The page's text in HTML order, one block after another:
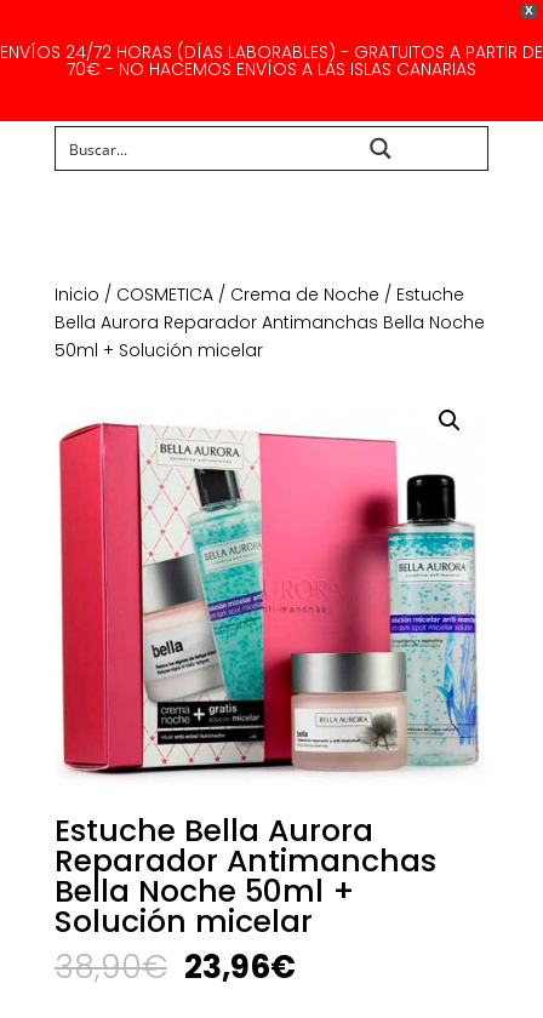
X
ENVÍOS 24/72 HORAS (DÍAS LABORABLES) - GRATUITOS A PARTIR DE
70€ - NO HACEMOS ENVÍOS A LAS ISLAS CANARIAS
Inicio / COSMETICA/ Crema de Noche / Estuche
Bella Aurora Reparador Antimanchas Bella Noche
50ml + Solución micelar
Estuche Bella Aurora
Reparador Antimanchas
Bella Noche 50ml +
Solución micelar
38,90€ El
precio
23,96€El